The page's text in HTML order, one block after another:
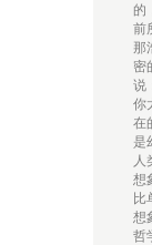
的
前
那
密
说
你
在
是
想
比
想
哲